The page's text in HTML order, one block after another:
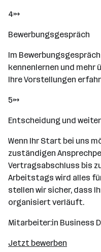
4→
Bewerbungsgespräch
Im
kennenlernen und mehr
Ihre Vorstellungen
5→
Entscheidung und
Wenn Ihr Start bei uns
zuständigen
Vertragsabschluss bis
Arbeitstags wird alles
stellen wir sicher, dass
organisiert verläuft.
Mitarbeiter:in Business
Jetzt bewerben